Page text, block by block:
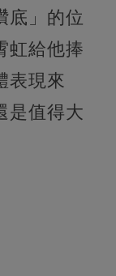
底」的位
虹給他捧
表現來
是值得大